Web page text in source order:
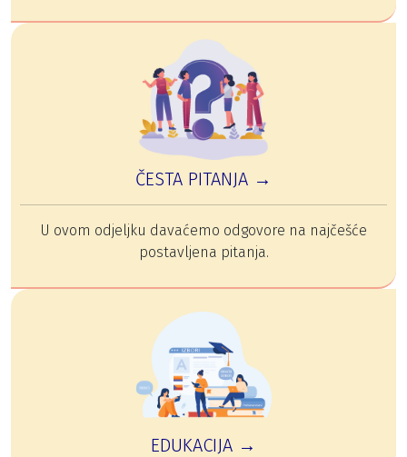
ČESTA PITANJA →
U ovom odjeljku davaćemo odgovore na najčešće
postavljena pitanja.
EDUKACIJA →